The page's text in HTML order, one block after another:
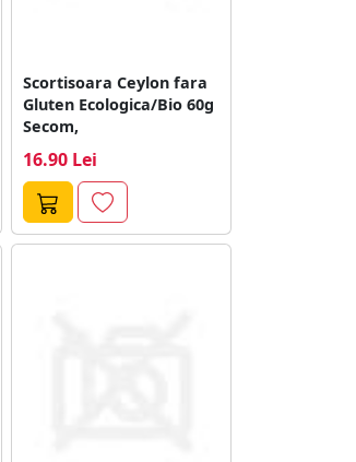
Scortisoara Ceylon fara
Gluten Ecologica/Bio 60g
Secom,
16.90 Lei